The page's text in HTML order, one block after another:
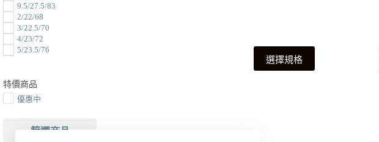
選擇規格
產
9.5/27.5/83
2/22/68
3/22.5/70
4/23/72
5/23.5/76
8/26/80
9/27/82
10/28/84
12/30/88
特價商品
優惠中
篩選商品